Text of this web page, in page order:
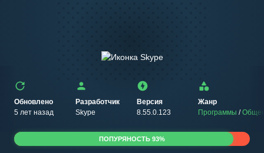
Обновлено
5 лет назад
Разработчик
Skype
Версия
8.55.0.123
Жанр
Программы /
ПОПУРЯНОСТЬ 93%